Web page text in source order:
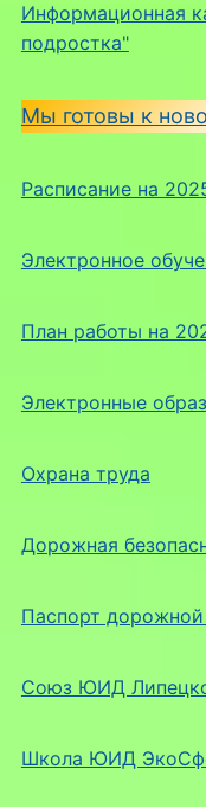
Информационная
подростка"
Мы готовы к
Расписание на
Электронное
План работы на
Электронные
Охрана труда
Дорожная
Паспорт дорожной
Союз ЮИД
Школа ЮИД